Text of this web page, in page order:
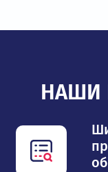
НАШИ